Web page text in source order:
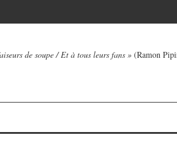
de soupe / Et à tous leurs fans » (Ramon